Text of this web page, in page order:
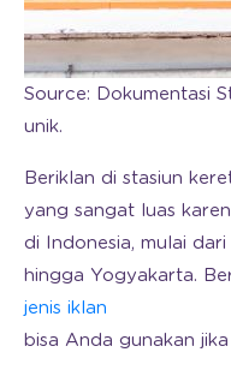
Source: Dokumentasi
unik.
Beriklan di stasiun
yang sangat luas
di Indonesia, mulai
hingga Yogyakarta.
jenis iklan
bisa Anda gunakan